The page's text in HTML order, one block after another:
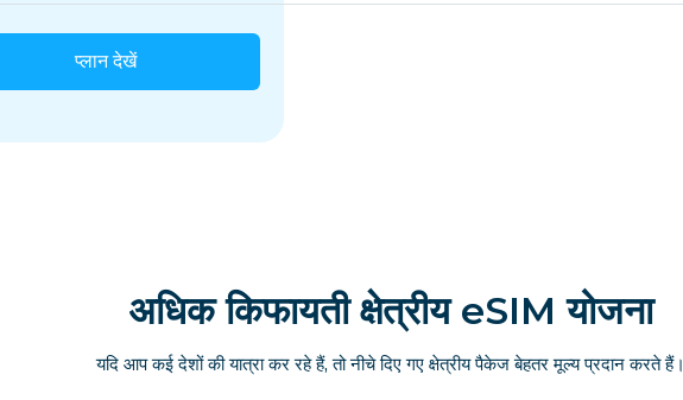
प्लान देखें
अधिक किफायती क्षेत्रीय eSIM योजना
यदि आप कई देशों की यात्रा कर रहे हैं, तो नीचे दिए गए क्षेत्रीय पैकेज बेहतर मूल्य प्रदान करते हैं।